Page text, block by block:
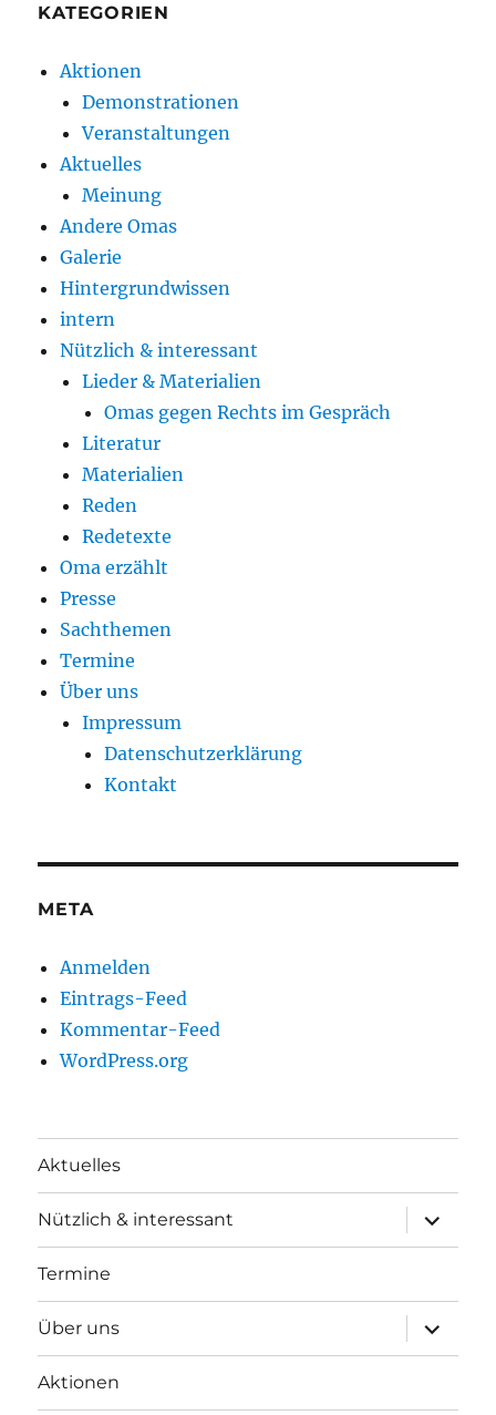
KATEGORIEN
Aktionen
Demonstrationen
Veranstaltungen
Aktuelles
Meinung
Andere Omas
Galerie
Hintergrundwissen
intern
Nützlich & interessant
Lieder & Materialien
Omas gegen Rechts im Gespräch
Literatur
Materialien
Reden
Redetexte
Oma erzählt
Presse
Sachthemen
Termine
Über uns
Impressum
Datenschutzerklärung
Kontakt
META
Anmelden
Eintrags-Feed
Kommentar-Feed
WordPress.org
Aktuelles
Nützlich & interessant
anzeigen
Termine
Über uns
anzeigen
Aktionen